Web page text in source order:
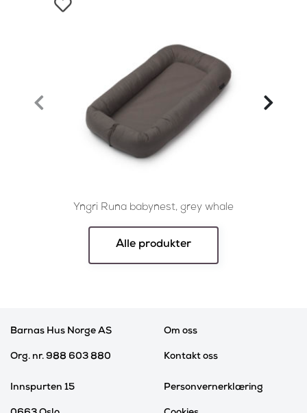
Yngri Runa babynest, grey whale
Alle produkter
Barnas Hus Norge AS
Org. nr. 988 603 880
Innspurten 15
Om oss
Kontakt oss
Personvernerklæring